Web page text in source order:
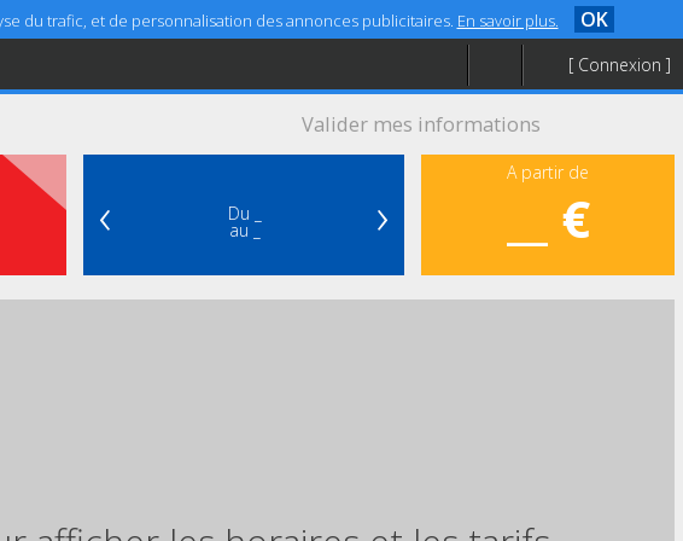
du trafic, et de personnalisation des annonces publicitaires. En savoir plus. OK
[ Connexion ]
Valider mes informations
‹ Du _
au _ ›
A partir de
__ €